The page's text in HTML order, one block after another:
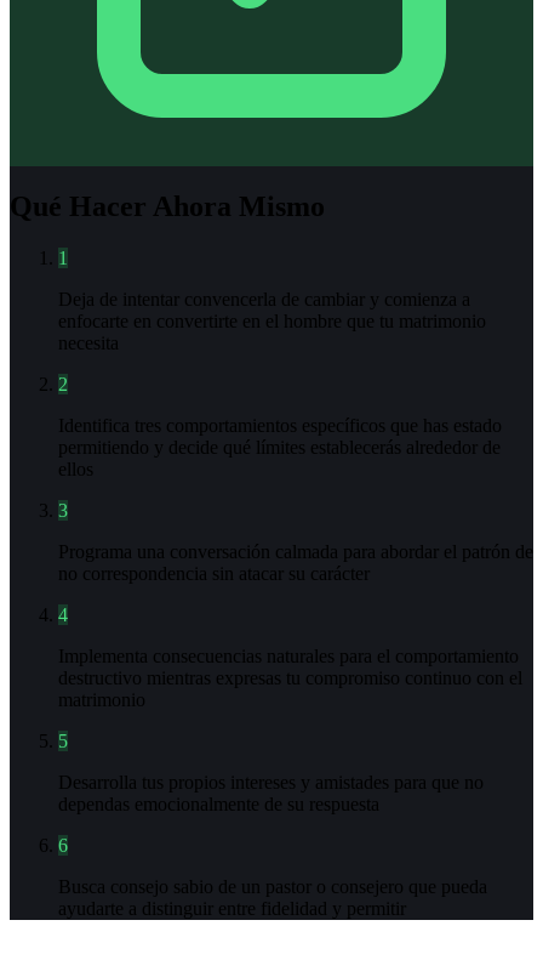
Qué Hacer Ahora Mismo
1
Deja de intentar convencerla de cambiar y comienza a
enfocarte en convertirte en el hombre que tu matrimonio
necesita
2
Identifica tres comportamientos específicos que has estado
permitiendo y decide qué límites establecerás alrededor de
ellos
3
Programa una conversación calmada para abordar el patrón de
no correspondencia sin atacar su carácter
4
Implementa consecuencias naturales para el comportamiento
destructivo mientras expresas tu compromiso continuo con el
matrimonio
5
Desarrolla tus propios intereses y amistades para que no
dependas emocionalmente de su respuesta
6
Busca consejo sabio de un pastor o consejero que pueda
ayudarte a distinguir entre fidelidad y permitir